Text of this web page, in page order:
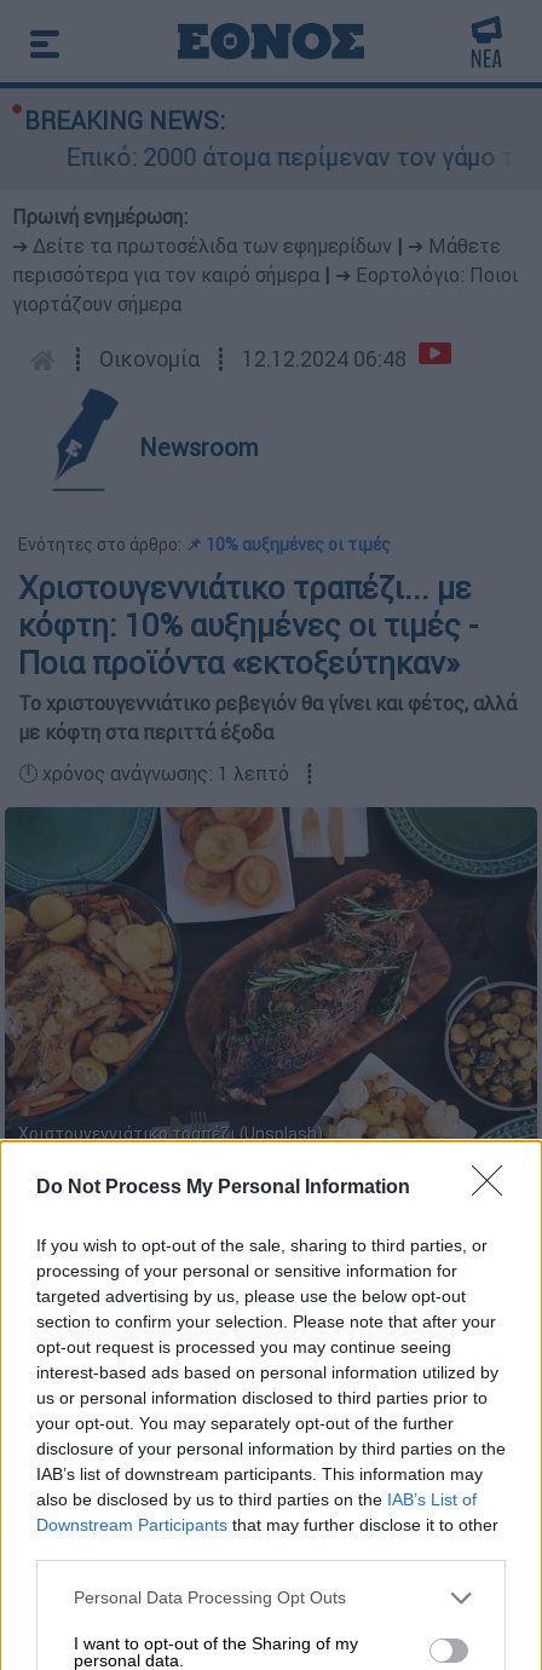
Do Not Process My Personal Information
If you wish to opt-out of the sale, sharing to third parties, or
processing of your personal or sensitive information for
targeted advertising by us, please use the below opt-out
section to confirm your selection. Please note that after your
opt-out request is processed you may continue seeing
interest-based ads based on personal information utilized by
us or personal information disclosed to third parties prior to
your opt-out. You may separately opt-out of the further
disclosure of your personal information by third parties on the
IAB’s list of downstream participants. This information may
also be disclosed by us to third parties on the IAB’s List of
Downstream Participants that may further disclose it to other
Please note that this website/app uses one or more Google
not limited to your visit or usage behaviour. You may click to
Personal Data Processing Opt Outs
I want to opt-out of the Sharing of my
personal data.
BREAKING NEWS:
Επικό: 2000 άτομα περίμεναν τον γάμο του
Πρωινή ενημέρωση:
➔ Δείτε τα πρωτοσέλιδα των εφημερίδων
➔ Μάθετε
περισσότερα για τον καιρό σήμερα
➔ Εορτολόγιο: Ποιοι
γιορτάζουν σήμερα
┋ Οικονομία ┋ 12.12.2024 06:48
Newsroom
Ενότητες στο άρθρο: 📌 10% αυξημένες οι τιμές
Χριστουγεννιάτικο τραπέζι... με
κόφτη: 10% αυξημένες οι τιμές -
Ποια προϊόντα «εκτοξεύτηκαν»
Το χριστουγεννιάτικο ρεβεγιόν θα γίνει και φέτος, αλλά
με κόφτη στα περιττά έξοδα
🕛 χρόνος ανάγνωσης: 1 λεπτό ┋
Χριστουγεννιάτικο τραπέζι (Unsplash)
Τοχριστουγεννιάτικο ρεβεγιόν θα γίνει και
φέτος, αλλά μεκόφτηστα περιττά έξοδα,
καθώς οι τιμές είναιαυξημένεςσυγκριτικά
με πέρυσι. «Θα κόψουμε από εδώ και από
εκεί και θα πάρουμε αυτά που χρειάζεται»,
δήλωσε πολίτης στην κάμερα του OPEN.
10% αυξημένες οι τιμές
Σύμφωνα με το ινστιτούτο καταναλωτών
κατά 10%.Συγκεκριμένα η τιμή του
μοσχαριού έχει ανέβει στα 12- 14 ευρώ το